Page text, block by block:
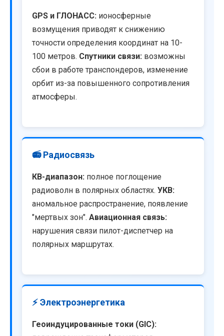
GPS и ГЛОНАСС: ионосферные
возмущения приводят к снижению
точности определения координат на 10-
100 метров. Спутники связи: возможны
сбои в работе транспондеров, изменение
орбит из-за повышенного сопротивления
атмосферы.
📻 Радиосвязь
КВ-диапазон: полное поглощение
радиоволн в полярных областях. УКВ:
аномальное распространение, появление
"мертвых зон". Авиационная связь:
нарушения связи пилот-диспетчер на
полярных маршрутах.
⚡ Электроэнергетика
Геоиндуцированные токи (GIC):